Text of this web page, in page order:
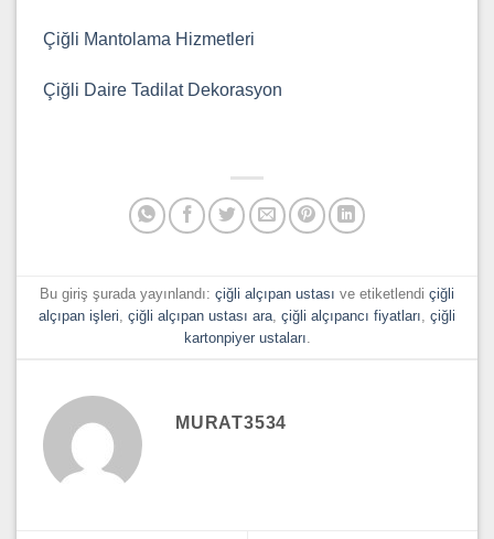
Çiğli Mantolama Hizmetleri
Çiğli Daire Tadilat Dekorasyon
Bu giriş şurada yayınlandı: çiğli alçıpan ustası ve etiketlendi çiğli
alçıpan işleri çiğli alçıpan ustası ara çiğli alçıpancı fiyatları çiğli
kartonpiyer ustaları
MURAT3534